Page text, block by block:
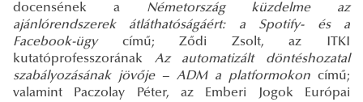
docensének a Németország küzdelme az
ajánlórendszerek átláthatóságáért: a Spotify- és a
Facebook-ügycímű; Ződi Zsolt, az ITKI
kutatóprofesszorának Az automatizált döntéshozatal
szabályozásának jövője – ADM a platformokoncímű;
valamint Paczolay Péter, az Emberi Jogok Európai